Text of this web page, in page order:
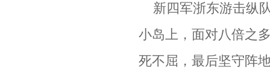
新四军浙东游击纵
小岛上，面对八倍之
死不屈，最后坚守阵